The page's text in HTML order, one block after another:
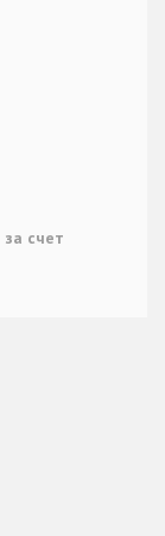
за счет